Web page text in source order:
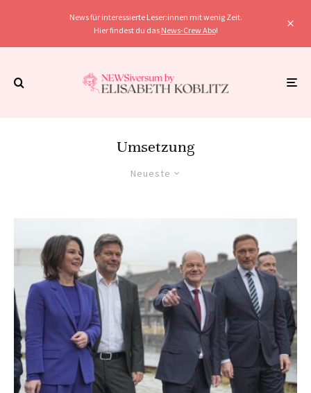
News für interessierte Leser:innen mit wenig Zeit.
Hier findest du das News-Crew Abo!
Umsetzung
Neueste